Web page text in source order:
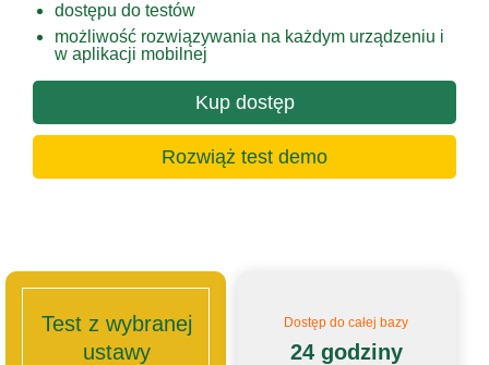
dostępu do testów
możliwość rozwiązywania na każdym urządzeniu i
w aplikacji mobilnej
Kup dostęp
Rozwiąż test demo
Test z wybranej
ustawy
Dostęp do całej bazy
24 godziny